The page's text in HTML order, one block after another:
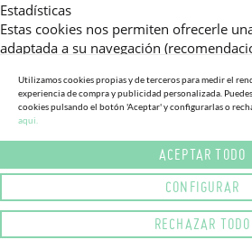
Estadísticas
Estas cookies nos permiten ofrecerle
adaptada a su navegación
consultadas, etc).Al activar esta cookie,
más su experiencia.
Publicitarias
Estas cookies permiten a nuestros
mensajes específicos y personalizados.
Política de Privacidad
Lea más sobre el uso de cookies en
Utilizamos cookies propias y de terceros para medir el
experiencia de compra y publicidad personalizada.
cookies pulsando el botón 'Aceptar' y configurarlas o
aqui.
ACEPTAR TODO
CONFIGURAR
RECHAZAR TODO